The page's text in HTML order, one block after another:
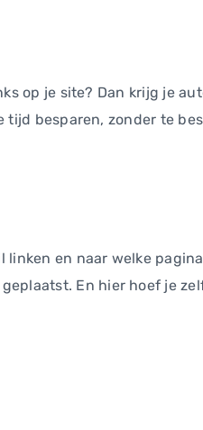
op je site? Dan krijg je
tijd besparen, zonder te
en naar welke
En hier hoef je